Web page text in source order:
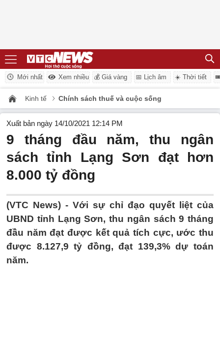
Mới nhất Xem nhiều 💰 Giá vàng 📅 Lịch âm ☀️ Thời tiết
Kinh tế Chính sách thuế và cuộc sống
Xuất bản ngày 14/10/2021 12:14 PM
9 tháng đầu năm, thu ngân
sách tỉnh Lạng Sơn đạt hơn
8.000 tỷ đồng
(VTC News) - Với sự chỉ đạo quyết liệt của
UBND tỉnh Lạng Sơn, thu ngân sách 9 tháng
đầu năm đạt được kết quả tích cực, ước thu
được 8.127,9 tỷ đồng, đạt 139,3% dự toán
năm.